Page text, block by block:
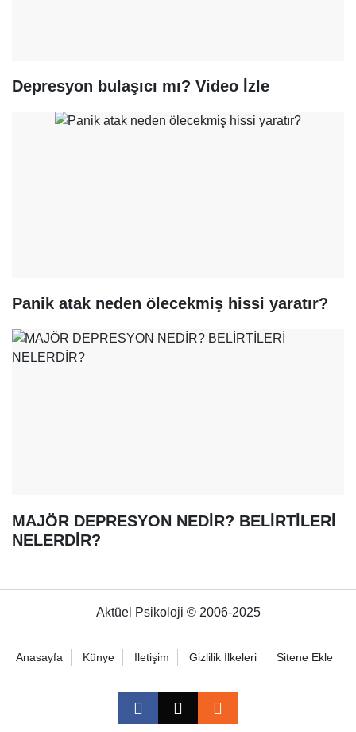
Depresyon bulaşıcı mı? Video İzle
Panik atak neden ölecekmiş hissi yaratır?
MAJÖR DEPRESYON NEDİR? BELİRTİLERİ
NELERDİR?
Aktüel Psikoloji © 2006-2025
Anasayfa Künye İletişim Gizlilik İlkeleri Sitene Ekle